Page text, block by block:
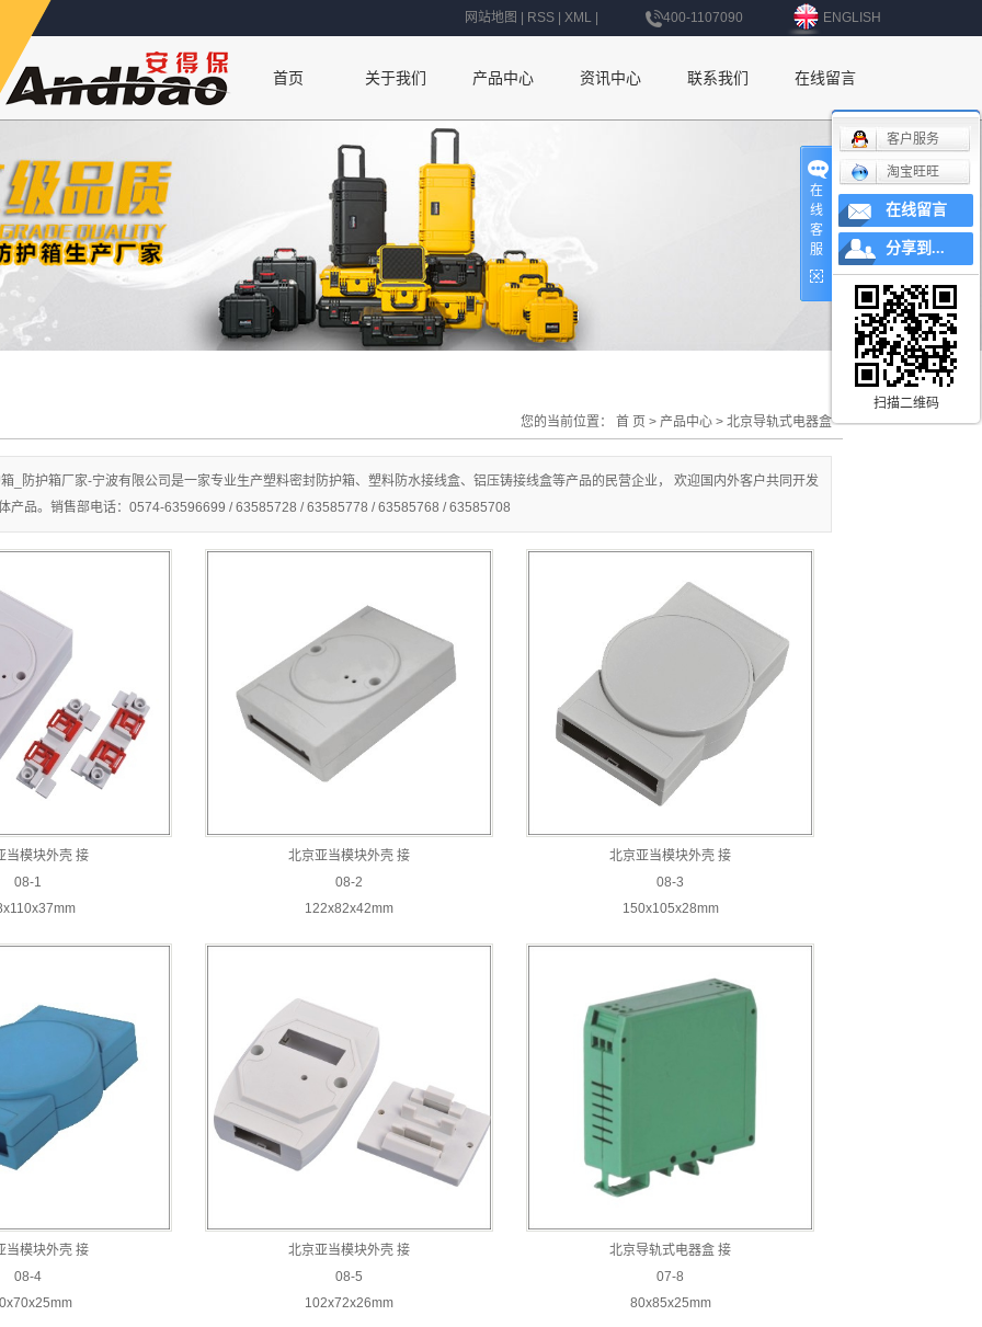
网站地图 RSS XML 400-1107090 ENGLISH
首页 关于我们
公司简介
厂房设备
荣誉资质
产品中心 资讯中心 联系我们
南京办事处
辽宁办事处
在线留言
您的当前位置： 首 页 > 产品中心 > 北京导轨式电器盒
_防护箱厂家-宁波有限公司是一家专业生产塑料密封防护箱、塑料防水接线盒、铝压铸接线盒等产品的民营企业， 欢迎国内外客户共同开发
产品。销售部电话：0574-63596699 / 63585728 / 63585778 / 63585768 / 63585708
当模块外壳 接
08-1
北京亚当模块外壳 接
08-2
122x82x42mm
北京亚当模块外壳 接
08-3
150x105x28mm
当模块外壳 接
08-4
北京亚当模块外壳 接
08-5
102x72x26mm
北京导轨式电器盒 接
07-8
80x85x25mm
在
线
客
服
客户服务
淘宝旺旺
在线留言
分享到...
扫描二维码